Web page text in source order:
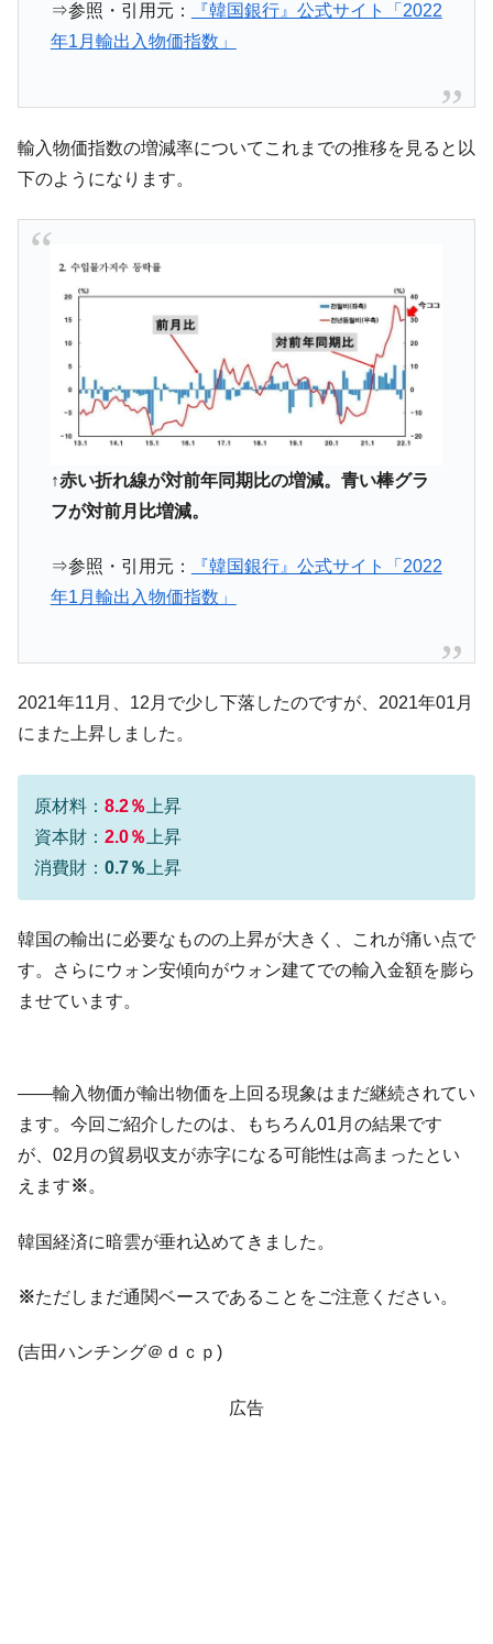
Fact1
夏の甲子園、優勝校を最も多く輩出している都道
府県とは？
Fact1 奇跡の毛色「白毛馬」とは？
Fact1
全て勝つといくら？ 競馬GI競走で勝利騎手がもら
Fact1
なスーパーリーグとは？
Fact1
日本人マスターズ挑戦の歴史。松山以前に最高位
だった選手とは？
Fact1
甲子園通算本塁打、最多の清原に次いで多く打っ
ている意外な選手とは？
Fact1 セレクトセールの高額取引馬が稼いだ金額とは？
⇒参照・引用元：
『韓国銀行』公式サイト「2022
年1月輸出入物価指数」
輸入物価指数の増減率についてこれまでの推移を見ると以
下のようになります。
↑赤い折れ線が対前年同期比の増減。青い棒グラ
フが対前月比増減。
⇒参照・引用元：
『韓国銀行』公式サイト「2022
年1月輸出入物価指数」
2021年11月、12月で少し下落したのですが、2021年01月
にまた上昇しました。
原材料： 8.2％ 上昇
資本財： 2.0％ 上昇
消費財： 0.7％ 上昇
韓国の輸出に必要なものの上昇が大きく、これが痛い点で
す。さらにウォン安傾向がウォン建てでの輸入金額を膨ら
ませています。
――輸入物価が輸出物価を上回る現象はまだ継続されてい
ます。今回ご紹介したのは、もちろん01月の結果です
が、02月の貿易収支が赤字になる可能性は高まったとい
えます※。
韓国経済に暗雲が垂れ込めてきました。
※ただしまだ通関ベースであることをご注意ください。
(吉田ハンチング＠ｄｃｐ)
広告